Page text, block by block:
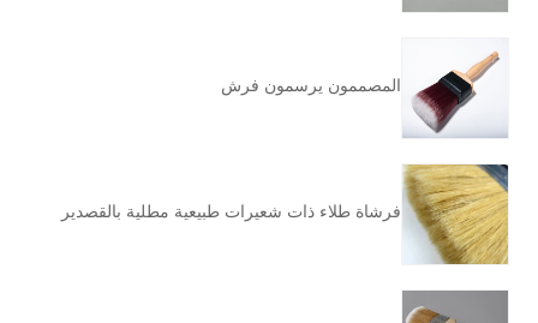
المصممون يرسمون فرش
فرشاة طلاء ذات شعيرات طبيعية مطلية بالقصدير